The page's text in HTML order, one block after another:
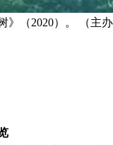
》（2020）。 （主办